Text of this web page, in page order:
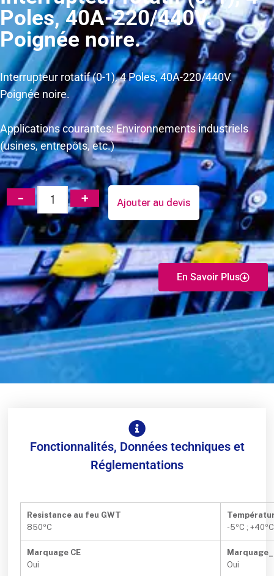
Poles, 40A-220/440V.
Poignée noire.
Interrupteur rotatif (0-1), 4 Poles, 40A-220/440V.
Poignée noire.
Applications courantes: Environnements industriels
(usines, entrepôts, etc.)
Ajouter au devis
En Savoir Plus
Fonctionnalités, Données techniques et
Réglementations
Resistance au feu GWT
850ºC
-5ºC ; +40ºC
Marquage CE
Oui
Oui